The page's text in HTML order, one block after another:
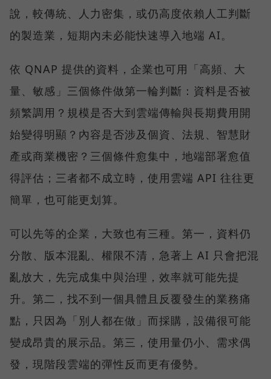
說，較傳統、人力密集，或仍高度依賴人工判斷
的製造業，短期內未必能快速導入地端 AI。
依 QNAP 提供的資料，企業也可用「高頻、大
量、敏感」三個條件做第一輪判斷：資料是否被
頻繁調用？規模是否大到雲端傳輸與長期費用開
始變得明顯？內容是否涉及個資、法規、智慧財
產或商業機密？三個條件愈集中，地端部署愈值
得評估；三者都不成立時，使用雲端 API 往往更
簡單，也可能更划算。
可以先等的企業，大致也有三種。第一，資料仍
分散、版本混亂、權限不清，急著上 AI 只會把混
亂放大，先完成集中與治理，效率就可能先提
升。第二，找不到一個具體且反覆發生的業務痛
點，只因為「別人都在做」而採購，設備很可能
變成昂貴的展示品。第三，使用量仍小、需求偶
發，現階段雲端的彈性反而更有優勢。